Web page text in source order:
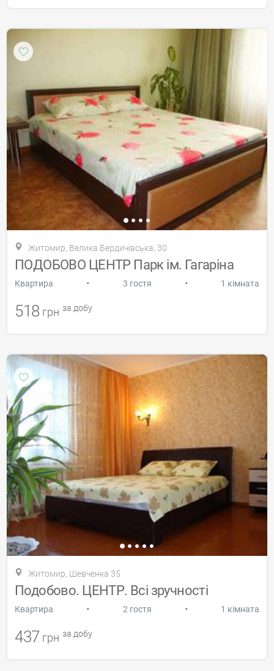
Житомир, Велика Бердичівська, 30
ПОДОБОВО ЦЕНТР Парк ім. Гагаріна
Квартира • 3 гостя • 1 кімната
518 грн за добу
Житомир, Шевченка 35
Подобово. ЦЕНТР. Всі зручності
Квартира • 2 гостя • 1 кімната
437 грн за добу